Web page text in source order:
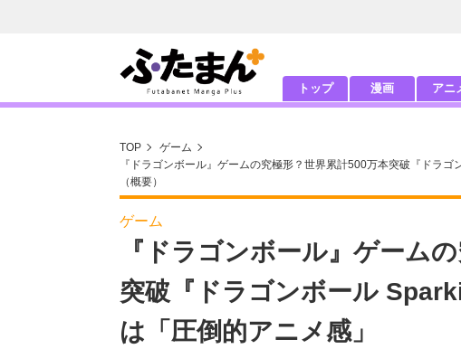
トップ 漫画 アニ
TOP
ゲーム
『ドラゴンボール』ゲームの究極形？世界累計500万本突破『ドラ
（概要）
ゲーム
『ドラゴンボール』ゲーム
突破『ドラゴンボール
は「圧倒的アニメ感」